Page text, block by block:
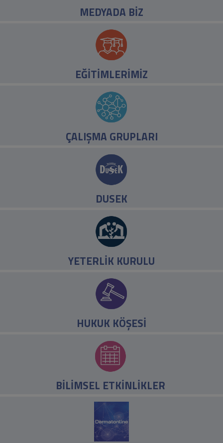
MEDYADA BİZ
EĞİTİMLERİMİZ
ÇALIŞMA GRUPLARI
DUSEK
YETERLİK KURULU
HUKUK KÖŞESİ
BİLİMSEL ETKİNLİKLER